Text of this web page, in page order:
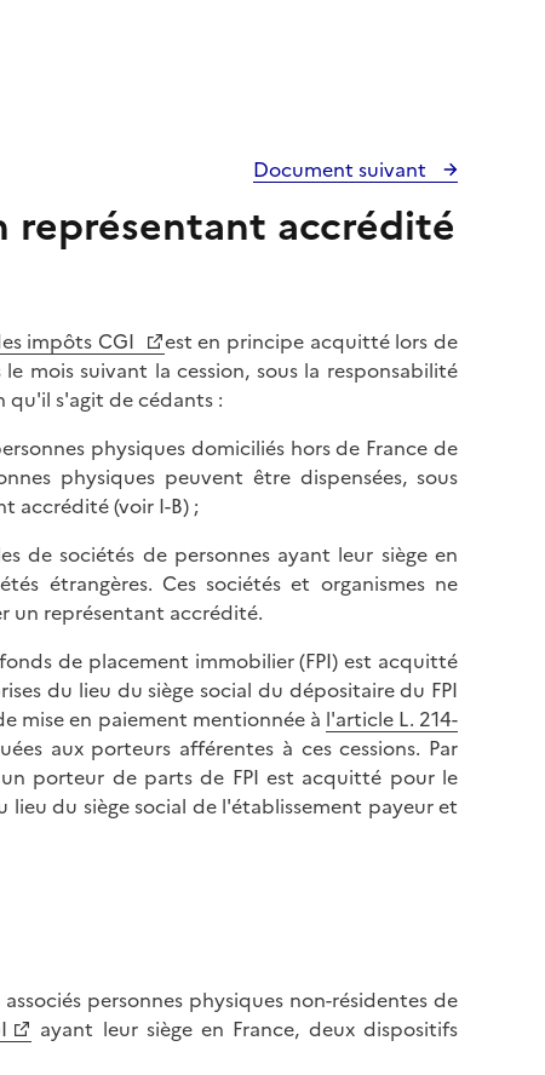
Document suivant
représentant accrédité
impôts CGI
est en principe acquitté lors de
mois suivant la cession, sous la responsabilité
qu'il s'agit de cédants :
physiques domiciliés hors de France de
physiques peuvent être dispensées, sous
accrédité (voir I-B) ;
de sociétés de personnes ayant leur siège en
étrangères. Ces sociétés et organismes ne
un représentant accrédité.
de placement immobilier (FPI) est acquitté
du lieu du siège social du dépositaire du FPI
mise en paiement mentionnée à l'article L. 214-
aux porteurs afférentes à ces cessions. Par
porteur de parts de FPI est acquitté pour le
du siège social de l'établissement payeur et
personnes physiques non-résidentes de
ayant leur siège en France, deux dispositifs